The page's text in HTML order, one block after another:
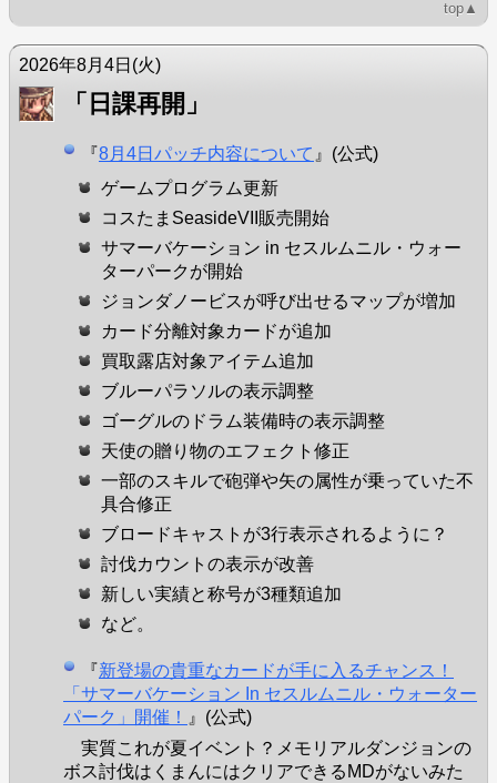
top▲
2026年8月4日 (火)
「日課再開」
『8月4日パッチ内容について 』(公式)
ゲームプログラム更新
コスたまSeasideVII販売開始
サマーバケーション in セスルムニル・ウォー
ターパークが開始
ジョンダノービスが呼び出せるマップが増加
カード分離対象カードが追加
買取露店対象アイテム追加
ブルーパラソルの表示調整
ゴーグルのドラム装備時の表示調整
天使の贈り物のエフェクト修正
一部のスキルで砲弾や矢の属性が乗っていた不
具合修正
ブロードキャストが3行表示されるように？
討伐カウントの表示が改善
新しい実績と称号が3種類追加
など。
『新登場の貴重なカードが手に入るチャンス！
「サマーバケーション In セスルムニル・ウォーター
パーク」開催！ 』(公式)
実質これが夏イベント？メモリアルダンジョンの
ボス討伐はくまんにはクリアできるMDがないみた